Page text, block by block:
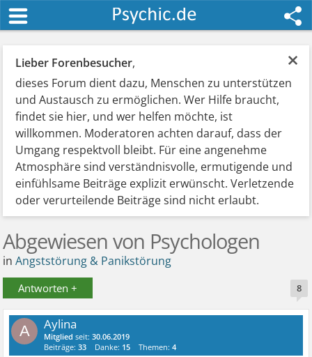
×
Lieber Forenbesucher,
dieses Forum dient dazu, Menschen zu unterstützen
und Austausch zu ermöglichen. Wer Hilfe braucht,
findet sie hier, und wer helfen möchte, ist
willkommen. Moderatoren achten darauf, dass der
Umgang respektvoll bleibt. Für eine angenehme
Atmosphäre sind verständnisvolle, ermutigende und
einfühlsame Beiträge explizit erwünscht. Verletzende
oder verurteilende Beiträge sind nicht erlaubt.
Abgewiesen von Psychologen
inAngststörung & Panikstörung
Antworten + 8
A Aylina
Mitglied seit:30.06.2019
Beiträge:33 Danke: 15 Themen:4